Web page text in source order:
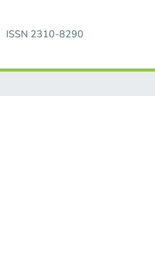
ISSN 2310-8290